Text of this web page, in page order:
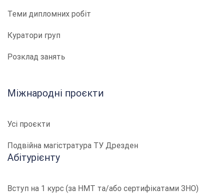
Теми дипломних робіт
Куратори груп
Розклад занять
Міжнародні проєкти
Усі проєкти
Подвійна магістратура ТУ Дрезден
Абітурієнту
Вступ на 1 курс (за НМТ та/або сертифікатами ЗНО)